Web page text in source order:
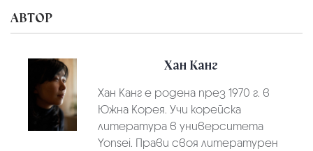
АВТОР
Хан Канг
Хан Канг е родена през 1970 г. в
Южна Корея. Учи корейска
литература в университета
Yonsei. Прави своя литературен